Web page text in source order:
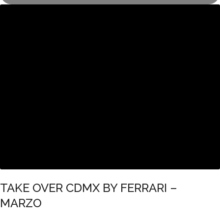
TAKE OVER CDMX BY FERRARI –
MARZO